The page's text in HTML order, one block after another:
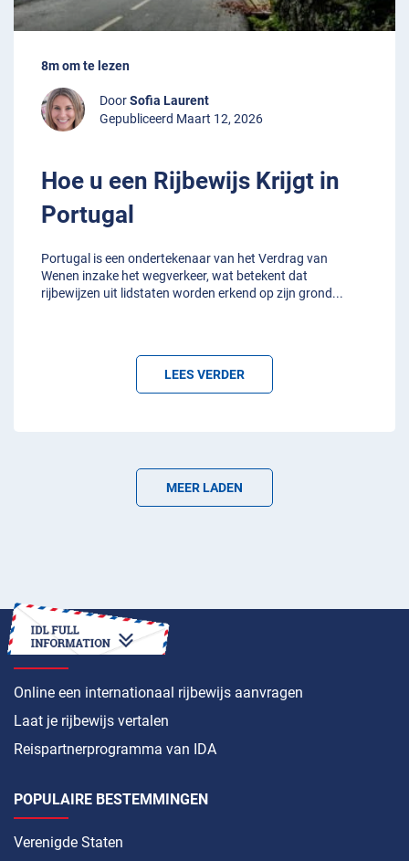
8m om te lezen
DoorSofia Laurent
Gepubliceerd Maart 12, 2026
Hoe u een Rijbewijs Krijgt in
Portugal
Portugal is een ondertekenaar van het Verdrag van
Wenen inzake het wegverkeer, wat betekent dat
rijbewijzen uit lidstaten worden erkend op zijn grond...
LEES VERDER
MEER LADEN
HOE
Online een internationaal rijbewijs aanvragen
Laat je rijbewijs vertalen
Reispartnerprogramma van IDA
POPULAIRE BESTEMMINGEN
Verenigde Staten